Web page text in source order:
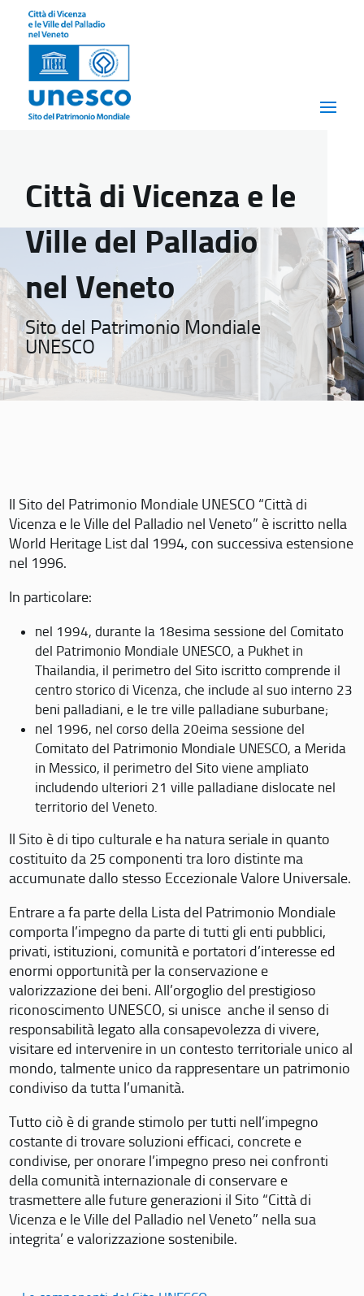
Città di Vicenza e le
Ville del Palladio
nel Veneto
Sito del Patrimonio Mondiale
UNESCO
Il Sito del Patrimonio Mondiale UNESCO “Città di
Vicenza e le Ville del Palladio nel Veneto” è iscritto nella
World Heritage List dal 1994, con successiva estensione
nel 1996.
In particolare:
nel 1994, durante la 18esima sessione del Comitato
del Patrimonio Mondiale UNESCO, a Pukhet in
Thailandia, il perimetro del Sito iscritto comprende il
centro storico di Vicenza, che include al suo interno 23
beni palladiani, e le tre ville palladiane suburbane;
nel 1996, nel corso della 20eima sessione del
Comitato del Patrimonio Mondiale UNESCO, a Merida
in Messico, il perimetro del Sito viene ampliato
includendo ulteriori 21 ville palladiane dislocate nel
territorio del Veneto.
Il Sito è di tipo culturale e ha natura seriale in quanto
costituito da 25 componenti tra loro distinte ma
accumunate dallo stesso Eccezionale Valore Universale.
Entrare a fa parte della Lista del Patrimonio Mondiale
comporta l’impegno da parte di tutti gli enti pubblici,
privati, istituzioni, comunità e portatori d’interesse ed
enormi opportunità per la conservazione e
valorizzazione dei beni. All’orgoglio del prestigioso
riconoscimento UNESCO, si unisce anche il senso di
responsabilità legato alla consapevolezza di vivere,
visitare ed intervenire in un contesto territoriale unico al
mondo, talmente unico da rappresentare un patrimonio
condiviso da tutta l’umanità.
Tutto ciò è di grande stimolo per tutti nell’impegno
costante di trovare soluzioni efficaci, concrete e
condivise, per onorare l’impegno preso nei confronti
della comunità internazionale di conservare e
trasmettere alle future generazioni il Sito “Città di
Vicenza e le Ville del Palladio nel Veneto” nella sua
integrita’ e valorizzazione sostenibile.